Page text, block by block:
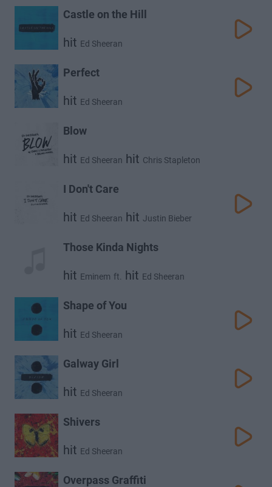
Castle on the Hill
hit Ed Sheeran
Perfect
hit Ed Sheeran
Blow
hit Ed Sheeran hit Chris Stapleton
I Don't Care
hit Ed Sheeran hit Justin Bieber
Those Kinda Nights
hit Eminem ft. hit Ed Sheeran
Shape of You
hit Ed Sheeran
Galway Girl
hit Ed Sheeran
Shivers
hit Ed Sheeran
Overpass Graffiti